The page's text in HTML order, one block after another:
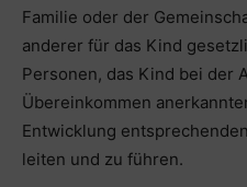
Familie oder der
anderer für das Kind
Personen, das Kind bei der
Übereinkommen
Entwicklung
leiten und zu führen.